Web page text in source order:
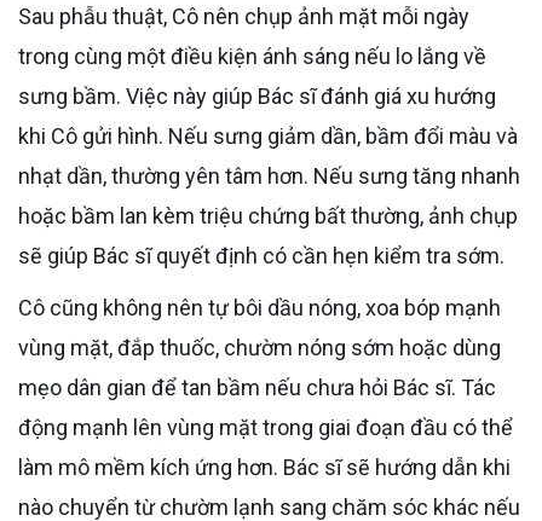
Sau phẫu thuật, Cô nên chụp ảnh mặt mỗi ngày
trong cùng một điều kiện ánh sáng nếu lo lắng về
sưng bầm. Việc này giúp Bác sĩ đánh giá xu hướng
khi Cô gửi hình. Nếu sưng giảm dần, bầm đổi màu và
nhạt dần, thường yên tâm hơn. Nếu sưng tăng nhanh
hoặc bầm lan kèm triệu chứng bất thường, ảnh chụp
sẽ giúp Bác sĩ quyết định có cần hẹn kiểm tra sớm.
Cô cũng không nên tự bôi dầu nóng, xoa bóp mạnh
vùng mặt, đắp thuốc, chườm nóng sớm hoặc dùng
mẹo dân gian để tan bầm nếu chưa hỏi Bác sĩ. Tác
động mạnh lên vùng mặt trong giai đoạn đầu có thể
làm mô mềm kích ứng hơn. Bác sĩ sẽ hướng dẫn khi
nào chuyển từ chườm lạnh sang chăm sóc khác nếu